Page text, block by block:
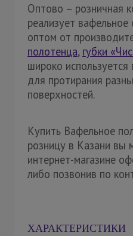
Оптово –
реализует
оптом от
полотенца, губки
широко используется
для протирания
поверхностей.
Купить Вафельное
розницу в Казани вы
интернет-магазине
либо позвонив по
ХАРАКТЕРИСТИКИ